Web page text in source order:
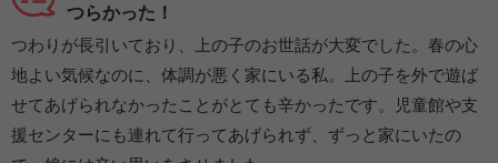
つらかった！
つわりが長引いており、上の子のお世話が大変でした。春の心
地よい気候なのに、体調が悪く家にいる私。上の子を外で遊ば
せてあげられなかったことがとても辛かったです。児童館や支
援センターにも連れて行ってあげられず、ずっと家にいたの